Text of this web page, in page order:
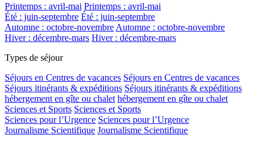
Printemps : avril-mai Printemps : avril-mai
Été : juin-septembre Été : juin-septembre
Automne : octobre-novembreAutomne : octobre-novembre
Hiver : décembre-mars Hiver : décembre-mars
Types de séjour
Séjours en Centres de vacances Séjours en Centres de vacances
Séjours itinérants & expéditions Séjours itinérants & expéditions
hébergement en gîte ou chalet hébergement en gîte ou chalet
Sciences et Sports Sciences et Sports
Sciences pour l’Urgence Sciences pour l’Urgence
Journalisme Scientifique Journalisme Scientifique